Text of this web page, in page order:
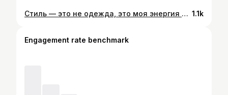
Стиль — это не одежда, это моя энергия 💛✨ 1.1k
Engagement rate benchmark